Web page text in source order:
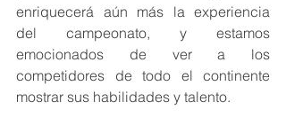
enriquecerá aún más la experiencia
del campeonato, y estamos
emocionados de ver a los
competidores de todo el continente
mostrar sus habilidades y talento.